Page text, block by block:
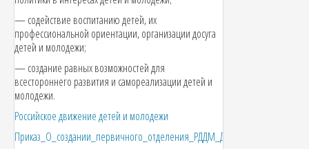
— содействие воспитанию детей, их
профессиональной ориентации, организации досуга
детей и молодежи;
— создание равных возможностей для
всестороннего развития и самореализации детей и
молодежи.
Российское движение детей и молодежи
Приказ_О_создании_первичного_отделения_РДДМ_Движение_первых